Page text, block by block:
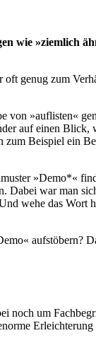
wie »ziemlich
genug zum
»auflisten«
auf einen Blick,
Beispiel ein
»Demo*«
Dabei war man
wehe das Wort
aufstöbern?
noch um